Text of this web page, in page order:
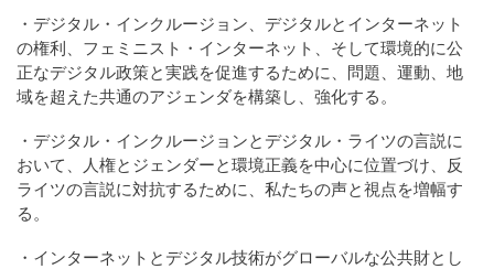
・デジタル・インクルージョン、デジタルとインターネット
の権利、フェミニスト・インターネット、そして環境的に公
正なデジタル政策と実践を促進するために、問題、運動、地
域を超えた共通のアジェンダを構築し、強化する。
・デジタル・インクルージョンとデジタル・ライツの言説に
おいて、人権とジェンダーと環境正義を中心に位置づけ、反
ライツの言説に対抗するために、私たちの声と視点を増幅す
る。
・インターネットとデジタル技術がグローバルな公共財とし